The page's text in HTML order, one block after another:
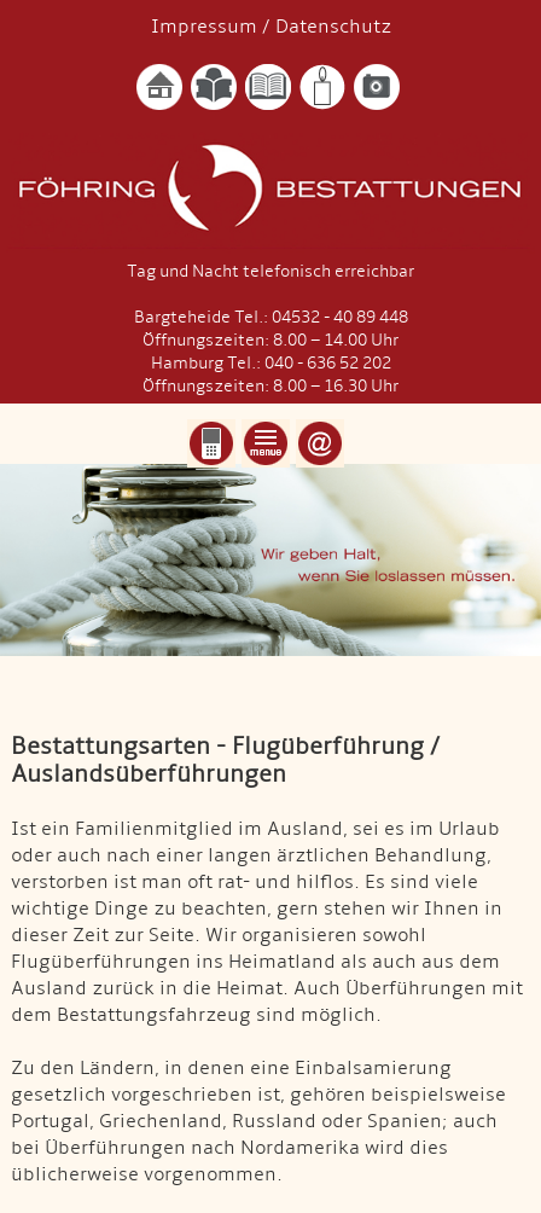
Impressum / Datenschutz
Tag und Nacht telefonisch erreichbar
Bargteheide Tel.: 04532 - 40 89 448
Öffnungszeiten: 8.00 – 14.00 Uhr
Hamburg Tel.: 040 - 636 52 202
Öffnungszeiten: 8.00 – 16.30 Uhr
Bestattungsarten - Flugüberführung /
Auslandsüberführungen
Ist ein Familienmitglied im Ausland, sei es im Urlaub
oder auch nach einer langen ärztlichen Behandlung,
verstorben ist man oft rat- und hilflos. Es sind viele
wichtige Dinge zu beachten, gern stehen wir Ihnen in
dieser Zeit zur Seite. Wir organisieren sowohl
Flugüberführungen ins Heimatland als auch aus dem
Ausland zurück in die Heimat. Auch Überführungen mit
dem Bestattungsfahrzeug sind möglich.
Zu den Ländern, in denen eine Einbalsamierung
gesetzlich vorgeschrieben ist, gehören beispielsweise
Portugal, Griechenland, Russland oder Spanien; auch
bei Überführungen nach Nordamerika wird dies
üblicherweise vorgenommen.